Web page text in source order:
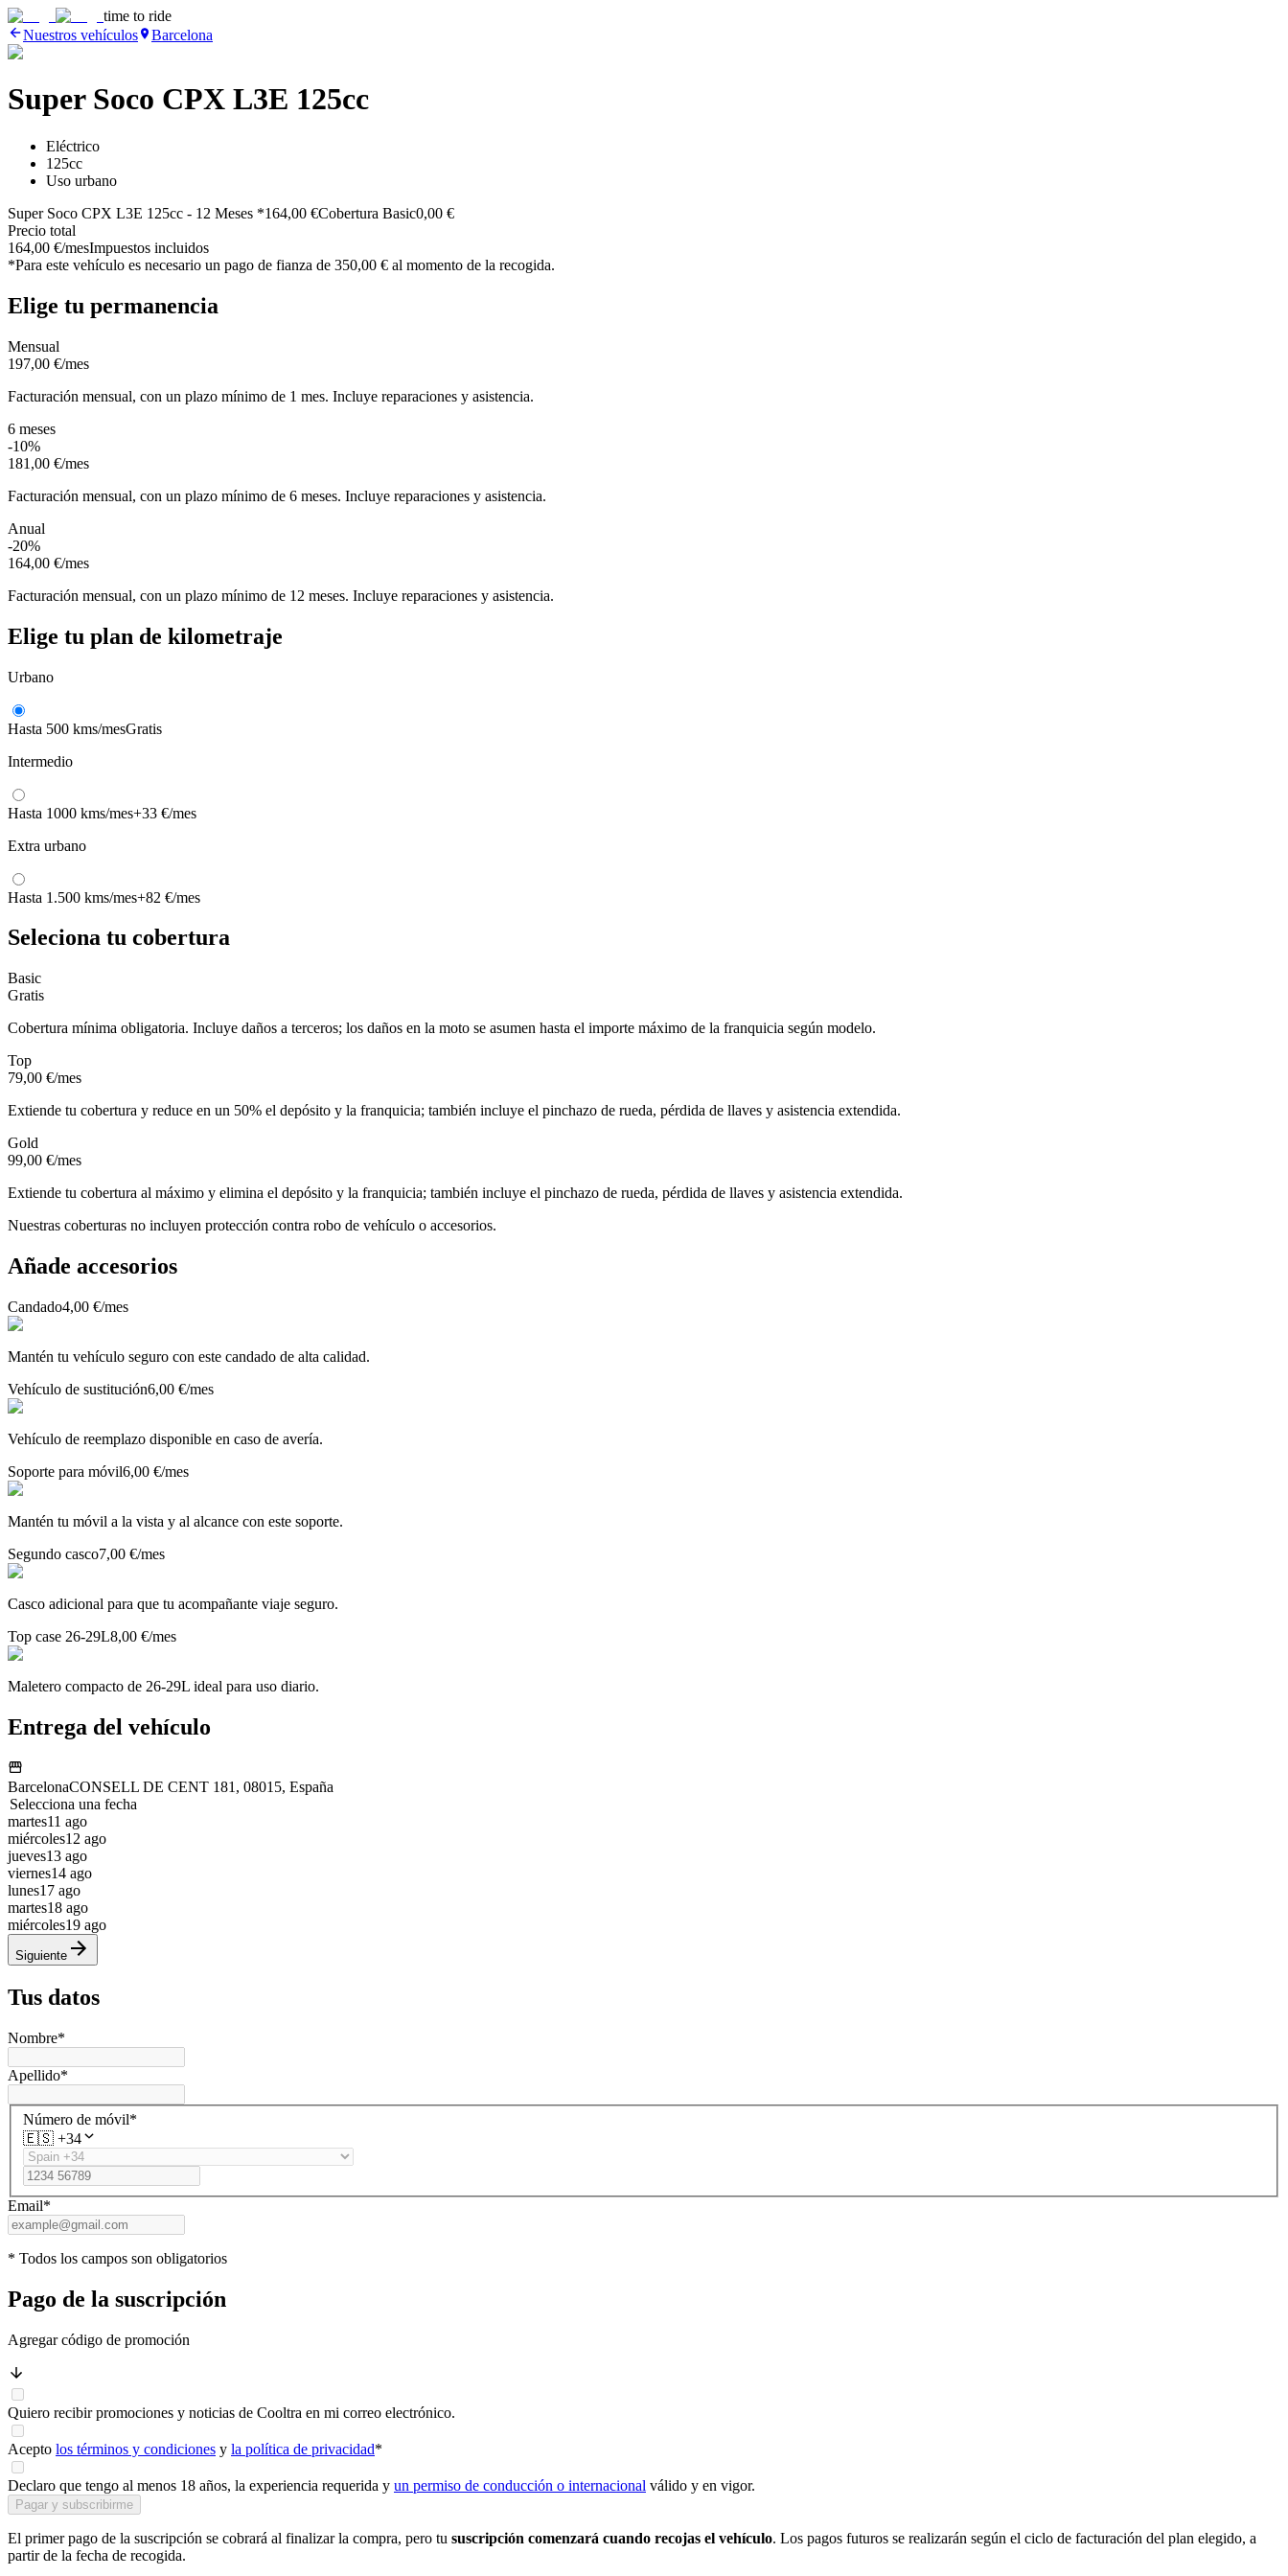
time to ride
Nuestros vehículos
Barcelona
Super Soco CPX L3E 125cc
Eléctrico
125cc
Uso urbano
Super Soco CPX L3E 125cc - 12 Meses *164,00 €Cobertura Basic0,00 €
Precio total
164,00 €/mesImpuestos incluidos
*Para este vehículo es necesario un pago de fianza de 350,00 € al momento de la recogida.
Elige tu permanencia
Mensual
197,00 €/mes
Facturación mensual, con un plazo mínimo de 1 mes. Incluye reparaciones y asistencia.
6 meses
-10%
181,00 €/mes
Facturación mensual, con un plazo mínimo de 6 meses. Incluye reparaciones y asistencia.
Anual
-20%
164,00 €/mes
Facturación mensual, con un plazo mínimo de 12 meses. Incluye reparaciones y asistencia.
Elige tu plan de kilometraje
Urbano
Hasta 500 kms/mesGratis
Intermedio
Hasta 1000 kms/mes+33 €/mes
Extra urbano
Hasta 1.500 kms/mes+82 €/mes
Seleciona tu cobertura
Basic
Gratis
Cobertura mínima obligatoria. Incluye daños a terceros; los daños en la moto se asumen hasta el importe máximo de la franquicia según modelo.
Top
79,00 €/mes
Extiende tu cobertura y reduce en un 50% el depósito y la franquicia; también incluye el pinchazo de rueda, pérdida de llaves y asistencia extendida.
Gold
99,00 €/mes
Extiende tu cobertura al máximo y elimina el depósito y la franquicia; también incluye el pinchazo de rueda, pérdida de llaves y asistencia extendida.
Nuestras coberturas no incluyen protección contra robo de vehículo o accesorios.
Añade accesorios
Candado4,00 €/mes
Mantén tu vehículo seguro con este candado de alta calidad.
Vehículo de sustitución6,00 €/mes
Vehículo de reemplazo disponible en caso de avería.
Soporte para móvil6,00 €/mes
Mantén tu móvil a la vista y al alcance con este soporte.
Segundo casco7,00 €/mes
Casco adicional para que tu acompañante viaje seguro.
Top case 26-29L8,00 €/mes
Maletero compacto de 26-29L ideal para uso diario.
Entrega del vehículo
BarcelonaCONSELL DE CENT 181, 08015, España
Selecciona una fecha
martes11 ago
miércoles12 ago
jueves13 ago
viernes14 ago
lunes17 ago
martes18 ago
miércoles19 ago
Siguiente
Tus datos
Nombre*
Apellido*
Número de móvil*
🇪🇸 +34
Email*
* Todos los campos son obligatorios
Pago de la suscripción
Agregar código de promoción
Quiero recibir promociones y noticias de Cooltra en mi correo electrónico.
Acepto los términos y condiciones y la política de privacidad*
Declaro que tengo al menos 18 años, la experiencia requerida y un permiso de conducción o internacional válido y en vigor.
Pagar y subscribirme
El primer pago de la suscripción se cobrará al finalizar la compra, pero tu suscripción comenzará cuando recojas el vehículo. Los pagos futuros se realizarán según el ciclo de facturación del plan elegido, a
partir de la fecha de recogida.